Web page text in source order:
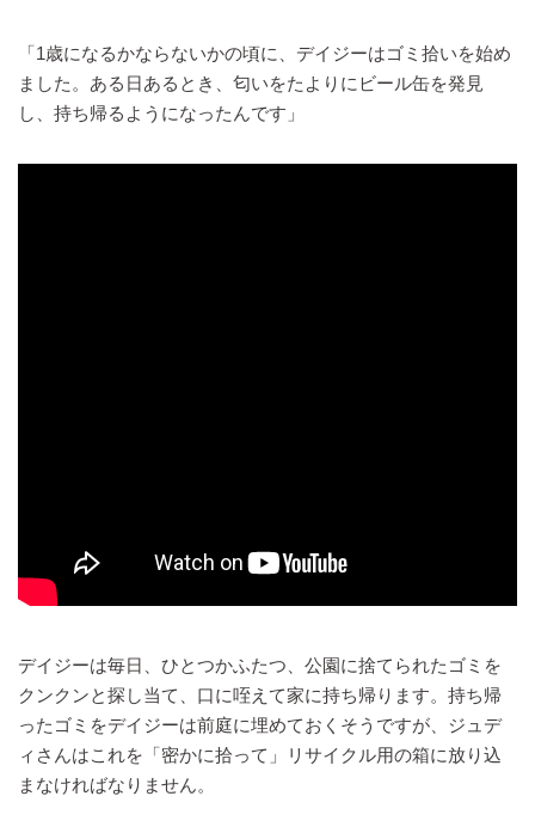
「1歳になるかならないかの頃に、デイジーはゴミ拾いを始め
ました。ある日あるとき、匂いをたよりにビール缶を発見
し、持ち帰るようになったんです」
デイジーは毎日、ひとつかふたつ、公園に捨てられたゴミを
クンクンと探し当て、口に咥えて家に持ち帰ります。持ち帰
ったゴミをデイジーは前庭に埋めておくそうですが、ジュデ
ィさんはこれを「密かに拾って」リサイクル用の箱に放り込
まなければなりません。